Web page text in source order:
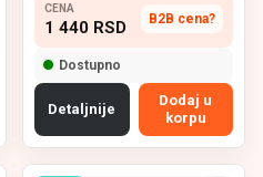
CENA
1 440 RSD B2B cena?
Dostupno
Detaljnije
Dodaj u
korpu